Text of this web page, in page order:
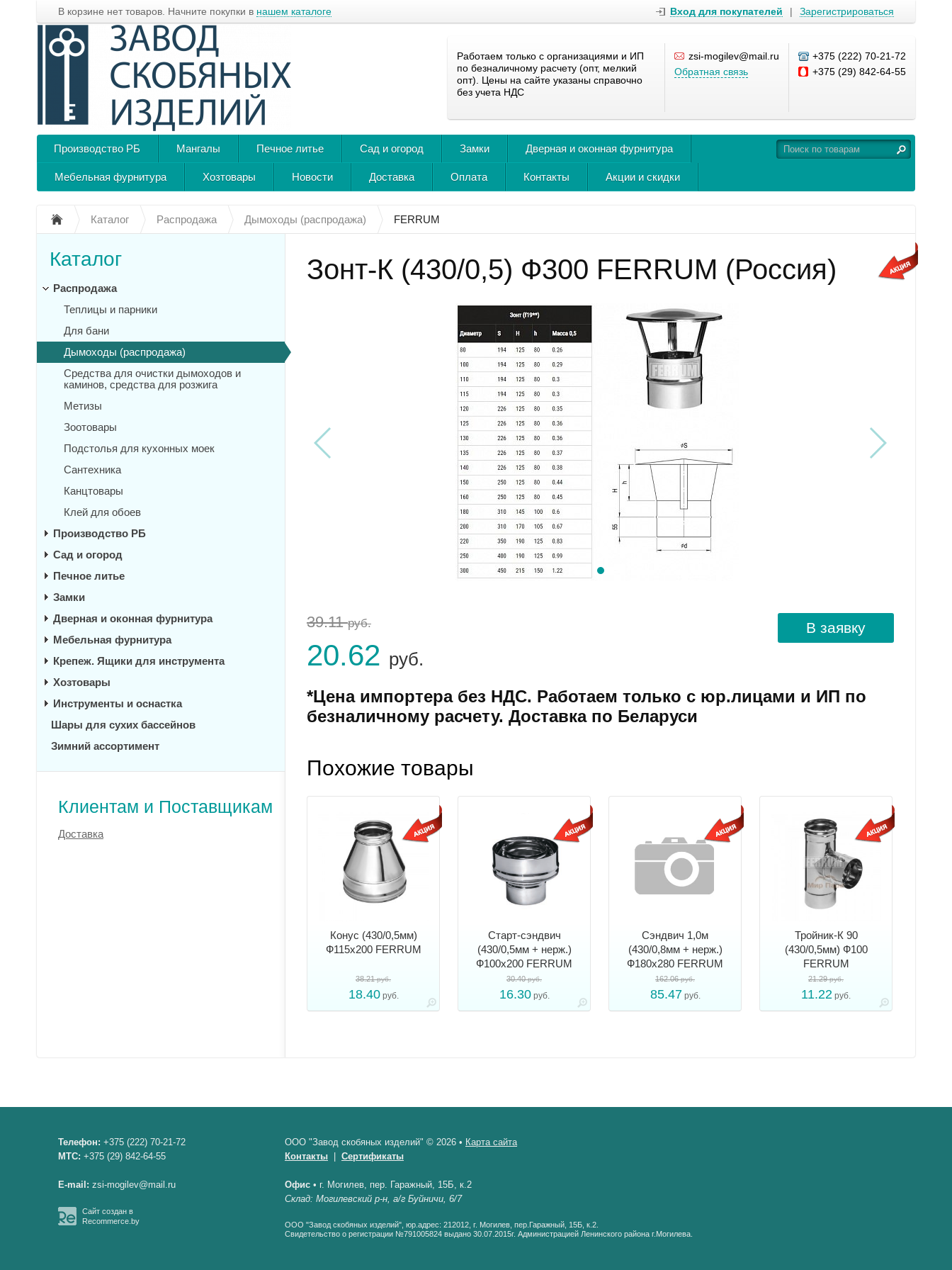
В корзине нет товаров. Начните покупки в нашем каталоге Вход для покупателей | Зарегистрироваться
Работаем только с организациями и ИП
по безналичному расчету (опт, мелкий
опт). Цены на сайте указаны справочно
без учета НДС
zsi-mogilev@mail.ru
Обратная связь
+375 (222) 70-21-72
+375 (29) 842-64-55
Производство РБ Мангалы Печное литье Сад и огород Замки Дверная и оконная фурнитура
Мебельная фурнитура Хозтовары Новости Доставка Оплата Контакты Акции и скидки
Каталог Распродажа Дымоходы (распродажа) FERRUM
Зонт-К (430/0,5) Ф300 FERRUM (Россия)
39.11руб.
20.62 руб.
В заявку
*Цена импортера без НДС. Работаем только с юр.лицами и ИП по
безналичному расчету. Доставка по Беларуси
Похожие товары
Конус (430/0,5мм)
Ф115х200 FERRUM
38.21руб.
18.40руб.
Старт-сэндвич
(430/0,5мм + нерж.)
Ф100х200 FERRUM
30.40руб.
16.30руб.
Сэндвич 1,0м
(430/0,8мм + нерж.)
Ф180х280 FERRUM
162.06руб.
85.47 руб.
Тройник-К 90
(430/0,5мм) Ф100
FERRUM
21.29руб.
11.22 руб.
Каталог
Распродажа
Теплицы и парники
Для бани
Дымоходы (распродажа)
Средства для очистки дымоходов и
каминов, средства для розжига
Метизы
Зоотовары
Подстолья для кухонных моек
Сантехника
Канцтовары
Клей для обоев
Производство РБ
Сад и огород
Печное литье
Замки
Дверная и оконная фурнитура
Мебельная фурнитура
Крепеж. Ящики для инструмента
Хозтовары
Инструменты и оснастка
Шары для сухих бассейнов
Зимний ассортимент
Клиентам и Поставщикам
Доставка
Телефон: +375 (222) 70-21-72
МТС: +375 (29) 842-64-55
E-mail: zsi-mogilev@mail.ru
Сайт создан в
Recommerce.by
ООО "Завод скобяных изделий" © 2026 • Карта сайта
Контакты
Сертификаты
Офис • г. Могилев, пер. Гаражный, 15Б, к.2
Склад: Могилевский р-н, а/г Буйничи, 6/7
ООО "Завод скобяных изделий", юр.адрес: 212012, г. Могилев, пер.Гаражный, 15Б, к.2.
Свидетельство о регистрации №791005824 выдано 30.07.2015г. Администрацией Ленинского района г.Могилева.